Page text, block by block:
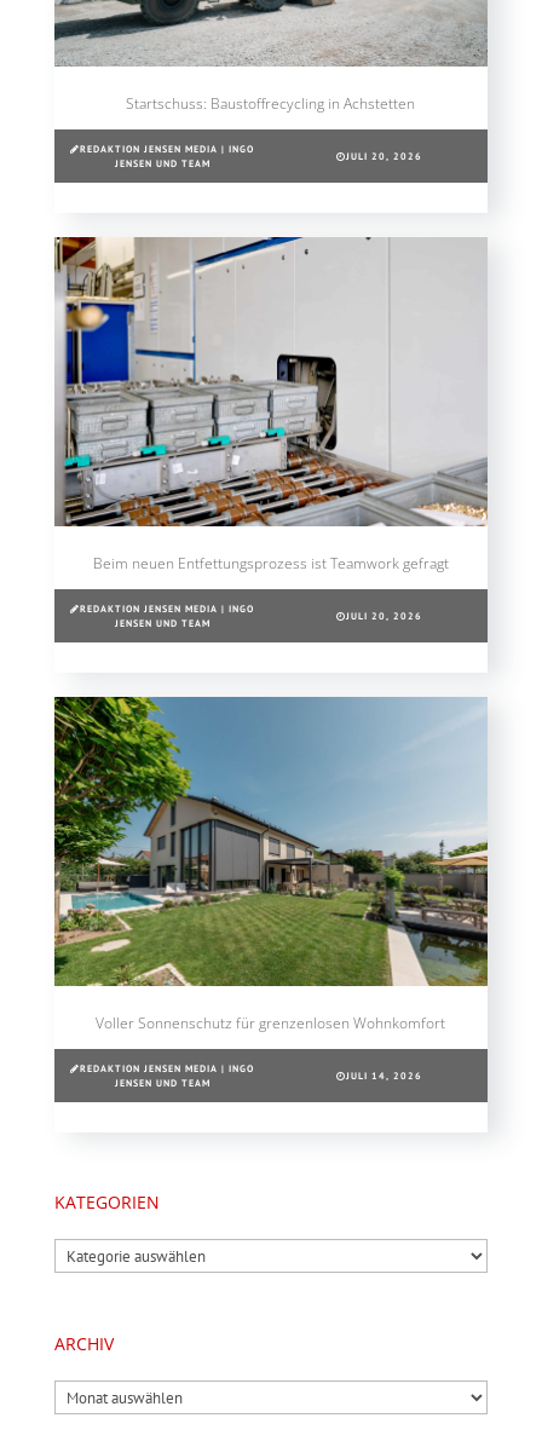
Startschuss: Baustoffrecycling in Achstetten
REDAKTION JENSEN MEDIA | INGO
JENSEN UND TEAM
JULI 20, 2026
Beim neuen Entfettungsprozess ist Teamwork gefragt
REDAKTION JENSEN MEDIA | INGO
JENSEN UND TEAM
JULI 20, 2026
Voller Sonnenschutz für grenzenlosen Wohnkomfort
REDAKTION JENSEN MEDIA | INGO
JENSEN UND TEAM
JULI 14, 2026
KATEGORIEN
Kategorien
ARCHIV
Archiv